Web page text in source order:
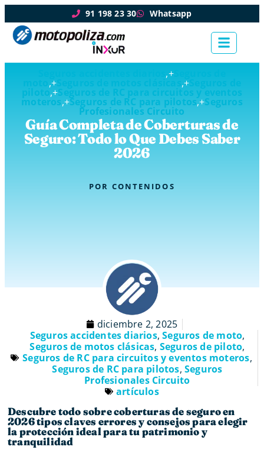
91 198 23 30 Whatsapp
,+Seguros de
,+Seguros de motos clásicas ,+
piloto,+Seguros de RC para circuitos y eventos
moteros,+Seguros de RC para pilotos,+Seguros
Profesionales Circuito
Guía Completa de Coberturas de
Seguro: Todo lo Que Debes Saber
2026
POR CONTENIDOS
diciembre 2, 2025
Seguros accidentes diarios,Seguros de moto,
Seguros de motos clásicas, Seguros de piloto,
Seguros de RC para circuitos y eventos moteros,
Seguros de RC para pilotos,Seguros
Profesionales Circuito
artículos
Descubre todo sobre coberturas de seguro en
2026 tipos claves errores y consejos para elegir
la protección ideal para tu patrimonio y
tranquilidad